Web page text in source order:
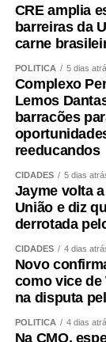
A partir dessa
pessoas foram
Fiz isso de
na seriedade
governar Mato
Hoje fui
vice.
Não se trata
Quem pretende
tudo,
aceitaram
CRE amplia
barreiras da
carne
POLÍTICA 5 dias
Complexo
Lemos
barracões
reeducandos
CIDADES 5 dias
Jayme volta
União e diz
derrotada
CIDADES 4 dias
Novo
como vice
na disputa
POLÍTICA 4 dias
Na CMO,